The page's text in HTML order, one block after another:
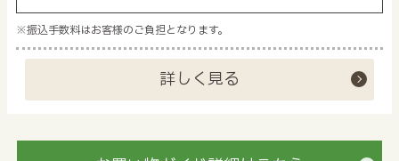
※振込手数料はお客様のご負担となります。
詳しく見る